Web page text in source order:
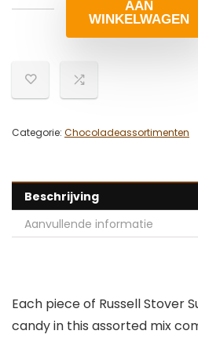
AAN
WINKELWAGEN
Categorie: Chocoladeassortimenten
Beschrijving
Aanvullende informatie
Each piece of Russell Stover
candy in this assorted mix